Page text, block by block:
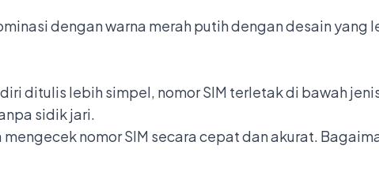
dengan warna merah putih dengan desain
ditulis lebih simpel, nomor SIM terletak di bawah
sidik jari.
nomor SIM secara cepat dan akurat.